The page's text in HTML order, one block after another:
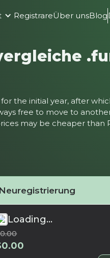
RegistrareÜber unsBlog
the initial year, after
free to move to
may be cheaper than
Neuregistrierung
Loading...
0.00
0.00